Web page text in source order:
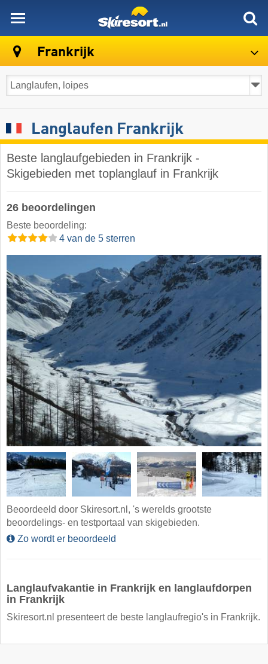
Frankrijk
Langlaufen Frankrijk
Beste langlaufgebieden in Frankrijk -
Skigebieden met toplanglauf in Frankrijk
26 beoordelingen
Beste beoordeling:
4 van de 5 sterren
Beoordeeld door Skiresort.nl, 's werelds grootste
beoordelings- en testportaal van skigebieden.
Zo wordt er beoordeeld
Langlaufvakantie in Frankrijk en langlaufdorpen
in Frankrijk
Skiresort.nl presenteert de beste langlaufregio's in Frankrijk.